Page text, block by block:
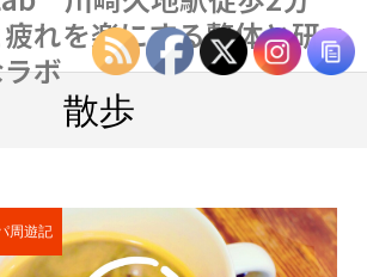
れを楽にする整体と研
ボ
散歩
周遊記